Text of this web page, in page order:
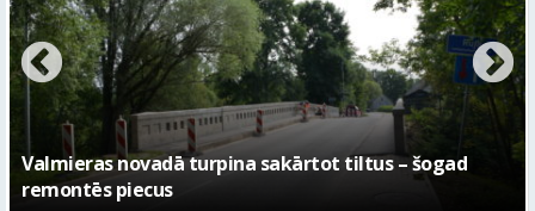
No pagaidu teātra līdz laikmetīgās kultūras centram
– kā attīstīsies “Kurtuve”